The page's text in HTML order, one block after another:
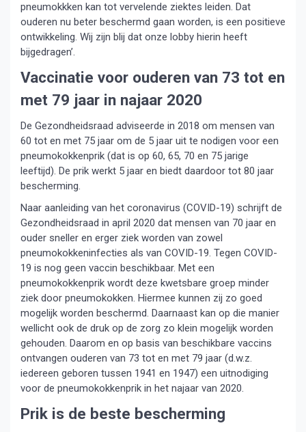
pneumokkken kan tot vervelende ziektes leiden. Dat
ouderen nu beter beschermd gaan worden, is een positieve
ontwikkeling. Wij zijn blij dat onze lobby hierin heeft
bijgedragen’.
Vaccinatie voor ouderen van 73 tot en
met 79 jaar in najaar 2020
De Gezondheidsraad adviseerde in 2018 om mensen van
60 tot en met 75 jaar om de 5 jaar uit te nodigen voor een
pneumokokkenprik (dat is op 60, 65, 70 en 75 jarige
leeftijd). De prik werkt 5 jaar en biedt daardoor tot 80 jaar
bescherming.
Naar aanleiding van het coronavirus (COVID-19) schrijft de
Gezondheidsraad in april 2020 dat mensen van 70 jaar en
ouder sneller en erger ziek worden van zowel
pneumokokkeninfecties als van COVID-19. Tegen COVID-
19 is nog geen vaccin beschikbaar. Met een
pneumokokkenprik wordt deze kwetsbare groep minder
ziek door pneumokokken. Hiermee kunnen zij zo goed
mogelijk worden beschermd. Daarnaast kan op die manier
wellicht ook de druk op de zorg zo klein mogelijk worden
gehouden. Daarom en op basis van beschikbare vaccins
ontvangen ouderen van 73 tot en met 79 jaar (d.w.z.
iedereen geboren tussen 1941 en 1947) een uitnodiging
voor de pneumokokkenprik in het najaar van 2020.
Prik is de beste bescherming